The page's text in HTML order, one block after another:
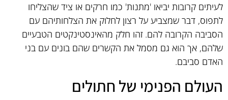
לעיתים קרובות יביאו 'מתנות' כמו חרקים או ציד שהצליחו
לתפוס, דבר שמצביע על רצון לחלוק את הצלחותיהם עם
הסביבה הקרובה להם. זהו חלק מהאינסטינקטים הטבעיים
שלהם, אך הוא גם מסמל את הקשרים שהם בונים עם בני
האדם סביבם.
העולם הפנימי של חתולים